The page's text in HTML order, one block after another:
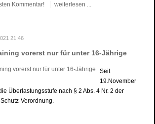
Kommentar! weiterlesen ...
21:46
vorerst nur für unter 16-Jährige
Seit
19.November
Überlastungsstufe nach § 2 Abs. 4 Nr. 2 der
Verordnung.